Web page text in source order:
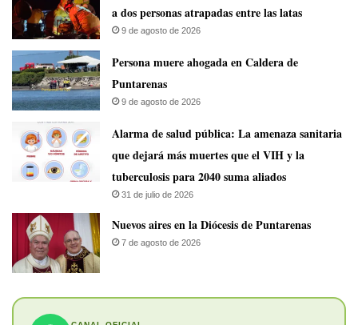
a dos personas atrapadas entre las latas
9 de agosto de 2026
Persona muere ahogada en Caldera de
Puntarenas
9 de agosto de 2026
​Alarma de salud pública: La amenaza sanitaria
que dejará más muertes que el VIH y la
tuberculosis para 2040 suma aliados
31 de julio de 2026
​Nuevos aires en la Diócesis de Puntarenas
7 de agosto de 2026